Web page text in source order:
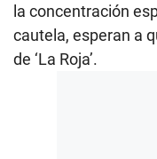
la concentración
cautela, esperan a
de ‘La Roja’.